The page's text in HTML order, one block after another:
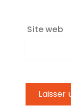
Site web